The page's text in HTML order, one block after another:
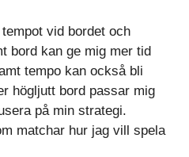
vid bordet och
bord kan ge mig mer tid
tempo kan också bli
högljutt bord passar mig
på min strategi.
matchar hur jag vill spela